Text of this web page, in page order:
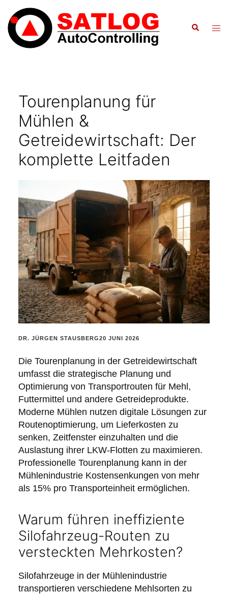
Inhalt
springen
Suche
Tourenplanung für
Mühlen &
Getreidewirtschaft: Der
komplette Leitfaden
POSTED
DR. JÜRGEN STAUSBERG20 JUNI 2026
Die Tourenplanung in der Getreidewirtschaft
umfasst die strategische Planung und
Optimierung von Transportrouten für Mehl,
Futtermittel und andere Getreideprodukte.
Moderne Mühlen nutzen digitale Lösungen zur
Routenoptimierung, um Lieferkosten zu
senken, Zeitfenster einzuhalten und die
Auslastung ihrer LKW-Flotten zu maximieren.
Professionelle Tourenplanung kann in der
Mühlenindustrie Kostensenkungen von mehr
als 15% pro Transporteinheit ermöglichen.
Warum führen ineffiziente
Silofahrzeug-Routen zu
versteckten Mehrkosten?
Silofahrzeuge in der Mühlenindustrie
transportieren verschiedene Mehlsorten zu